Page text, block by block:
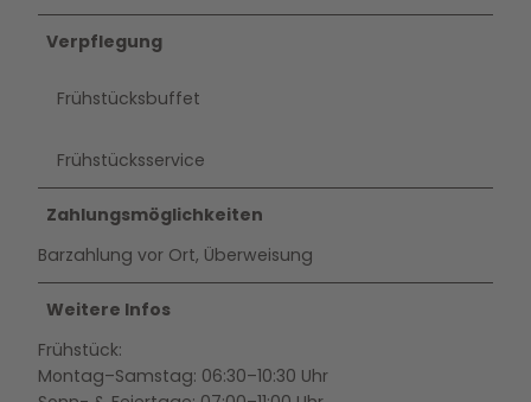
Verpflegung
Frühstücksbuffet
Frühstücksservice
Zahlungsmöglichkeiten
Barzahlung vor Ort, Überweisung
Weitere Infos
Frühstück:
Montag–Samstag: 06:30–10:30 Uhr